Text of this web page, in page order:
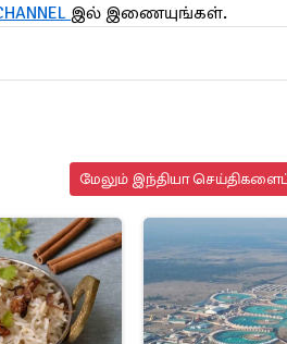
இல் இணையுங்கள்.
மேலும் இந்தியா